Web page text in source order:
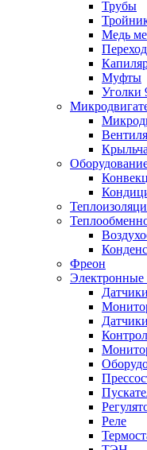
Трубы
Медь
Муфты
Уголки
Фреон
Реле